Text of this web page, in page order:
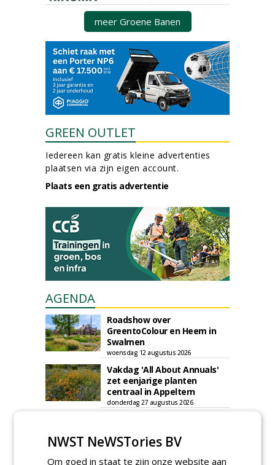
meer Groene Banen
GREEN OUTLET
Iedereen kan gratis kleine advertenties
plaatsen via zijn eigen account.
Plaats een gratis advertentie
AGENDA
Roadshow over
GreentoColour en Heem in
Swalmen
woensdag 12 augustus 2026
Vakdag 'All About Annuals'
zet eenjarige planten
centraal in Appeltern
donderdag 27 augustus 2026
centraal in Zaanstad
NWST NeWSTories BV
Om goed in staat te zijn onze website aan